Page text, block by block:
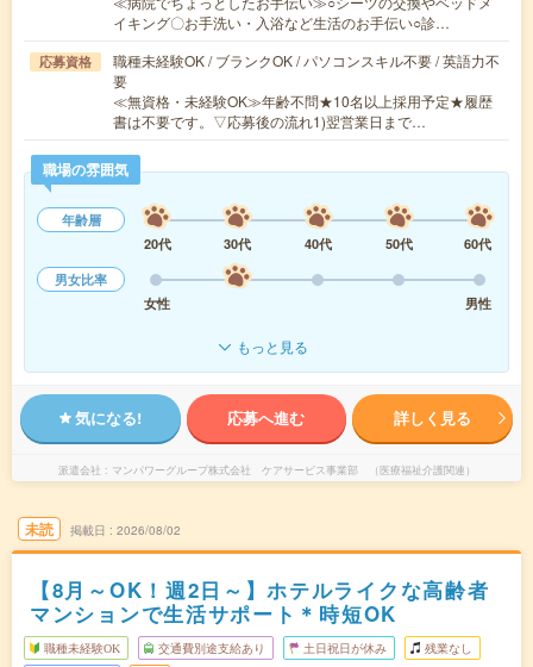
イキング〇お手洗い・入浴など生活のお手伝い○診…
応募資格
職種未経験OK / ブランクOK / パソコンスキル不要 / 英語力不
要
≪無資格・未経験OK≫年齢不問★10名以上採用予定★履歴
書は不要です。▽応募後の流れ1)翌営業日まで…
職場の雰囲気
年齢層
20代
30代 40代 50代
60代
男女比率
女性
男性
もっと見る
気になる! 応募へ進む 詳しく見る
派遣会社 マンパワーグループ株式会社 ケアサービス事業部 （医療福祉介護関連）
未読 掲載日 2026/08/02
【8月～OK！週2日～】ホテルライクな高齢者
マンションで生活サポート＊時短OK
職種未経験OK 交通費別途支給あり 土日祝日が休み 残業なし